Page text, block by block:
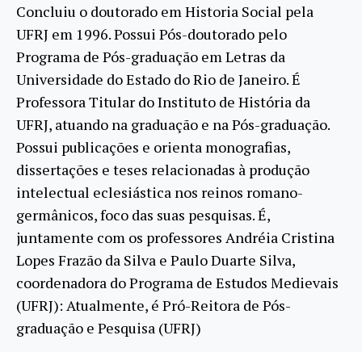
Concluiu o doutorado em Historia Social pela
UFRJ em 1996. Possui Pós-doutorado pelo
Programa de Pós-graduação em Letras da
Universidade do Estado do Rio de Janeiro. É
Professora Titular do Instituto de História da
UFRJ, atuando na graduação e na Pós-graduação.
Possui publicações e orienta monografias,
dissertações e teses relacionadas à produção
intelectual eclesiástica nos reinos romano-
germânicos, foco das suas pesquisas. É,
juntamente com os professores Andréia Cristina
Lopes Frazão da Silva e Paulo Duarte Silva,
coordenadora do Programa de Estudos Medievais
(UFRJ): Atualmente, é Pró-Reitora de Pós-
graduação e Pesquisa (UFRJ)